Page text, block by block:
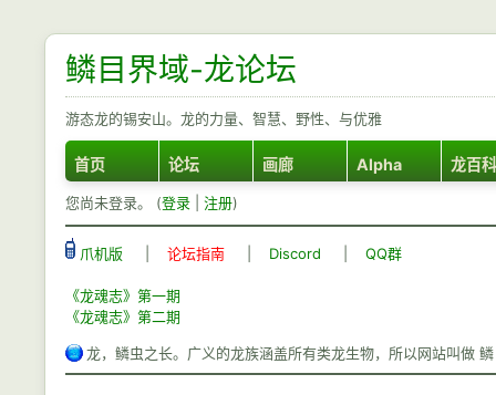
鳞目界域-龙论坛
游态龙的锡安山。龙的力量、智慧、野性、与优雅
首页 论坛 画廊 Alpha 龙百科
您尚未登录。 (登录 注册)
爪机版 论坛指南 Discord QQ群
《龙魂志》第一期
《龙魂志》第二期
龙，鳞虫之长。广义的龙族涵盖所有类龙生物，所以网站叫做